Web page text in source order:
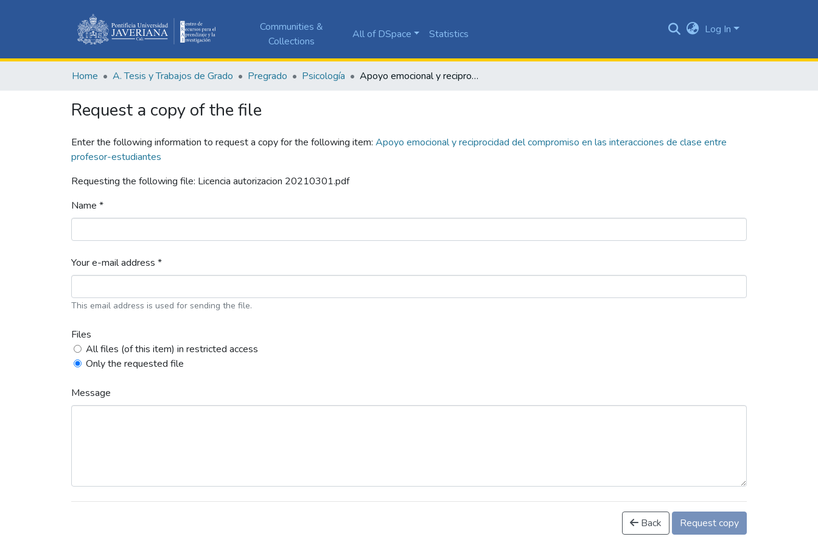
Communities &
Collections
All of DSpace Statistics Log In
Home A. Tesis y Trabajos de Grado Pregrado Psicología Apoyo emocional y reciprocidad del compromiso en las interacciones de clase entre profesor-estudiantes
Request a copy of the file
Enter the following information to request a copy for the following item: Apoyo emocional y reciprocidad del compromiso en las interacciones de clase entre
profesor-estudiantes
Requesting the following file: Licencia autorizacion 20210301.pdf
Name *
Your e-mail address *
This email address is used for sending the file.
Files
All files (of this item) in restricted access
Only the requested file
Message
Back Request copy